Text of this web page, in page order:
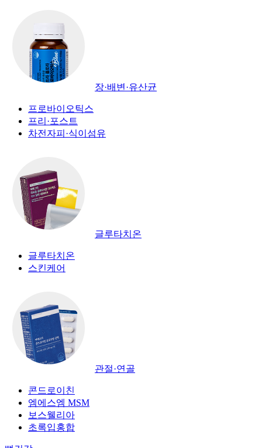
장·배변·유산균
프로바이오틱스
프리·포스트
차전자피·식이섬유
글루타치온
글루타치온
스킨케어
관절·연골
콘드로이친
엠에스엠 MSM
보스웰리아
초록입홍합